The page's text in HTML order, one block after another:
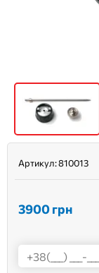
Артикул:810013
3900грн